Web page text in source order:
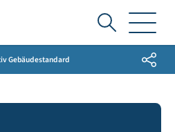
Ich
suche...
Gebäudestandard Share